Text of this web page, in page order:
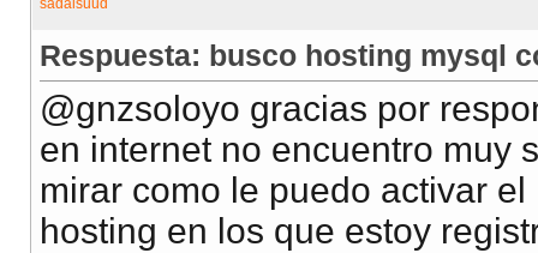
Respuesta: busco hosting mysql
@gnzsoloyo gracias por
en internet no encuentro muy
mirar como le puedo activar
hosting en los que estoy